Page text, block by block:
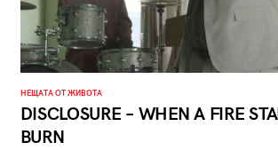
НЕЩАТА ОТ ЖИВОТА
DISCLOSURE – WHEN A FIRE
BURN